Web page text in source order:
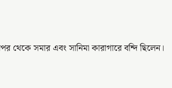
থেকে সমার এবং সানিমা কারাগারে বন্দি ছিলেন।